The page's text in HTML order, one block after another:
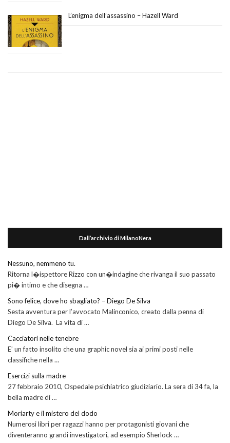
L’enigma dell’assassino – Hazell Ward
Dall’archivio di MilanoNera
Nessuno, nemmeno tu.
Ritorna l�ispettore Rizzo con un�indagine che rivanga il suo passato
pi� intimo e che disegna …
Sono felice, dove ho sbagliato? – Diego De Silva
Sesta avventura per l’avvocato Malinconico, creato dalla penna di
Diego De Silva. La vita di …
Cacciatori nelle tenebre
E’ un fatto insolito che una graphic novel sia ai primi posti nelle
classifiche nella …
Esercizi sulla madre
27 febbraio 2010, Ospedale psichiatrico giudiziario. La sera di 34 fa, la
bella madre di …
Moriarty e il mistero del dodo
Numerosi libri per ragazzi hanno per protagonisti giovani che
diventeranno grandi investigatori, ad esempio Sherlock …